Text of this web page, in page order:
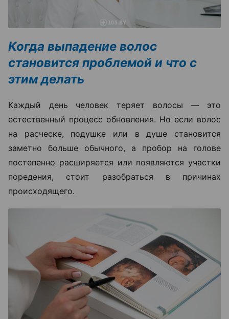
Когда выпадение волос
становится проблемой и что с
этим делать
Каждый день человек теряет волосы — это
естественный процесс обновления. Но если волос
на расческе, подушке или в душе становится
заметно больше обычного, а пробор на голове
постепенно расширяется или появляются участки
поредения, стоит разобраться в причинах
происходящего.